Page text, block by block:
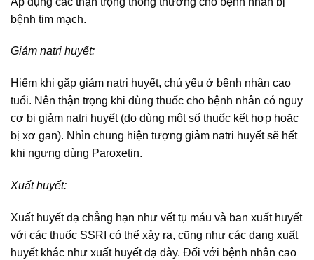
bệnh tim mạch.
Giảm natri huyết:
Hiếm khi gặp giảm natri huyết, chủ yếu ở bệnh nhân cao
tuổi. Nên thận trọng khi dùng thuốc cho bệnh nhân có nguy
cơ bị giảm natri huyết (do dùng một số thuốc kết hợp hoặc
bị xơ gan). Nhìn chung hiện tượng giảm natri huyết sẽ hết
khi ngưng dùng Paroxetin.
Xuất huyết:
Xuất huyết dạ chẳng hạn như vết tụ máu và ban xuất huyết
với các thuốc SSRI có thể xảy ra, cũng như các dạng xuất
huyết khác như xuất huyết dạ dày. Đối với bệnh nhân cao